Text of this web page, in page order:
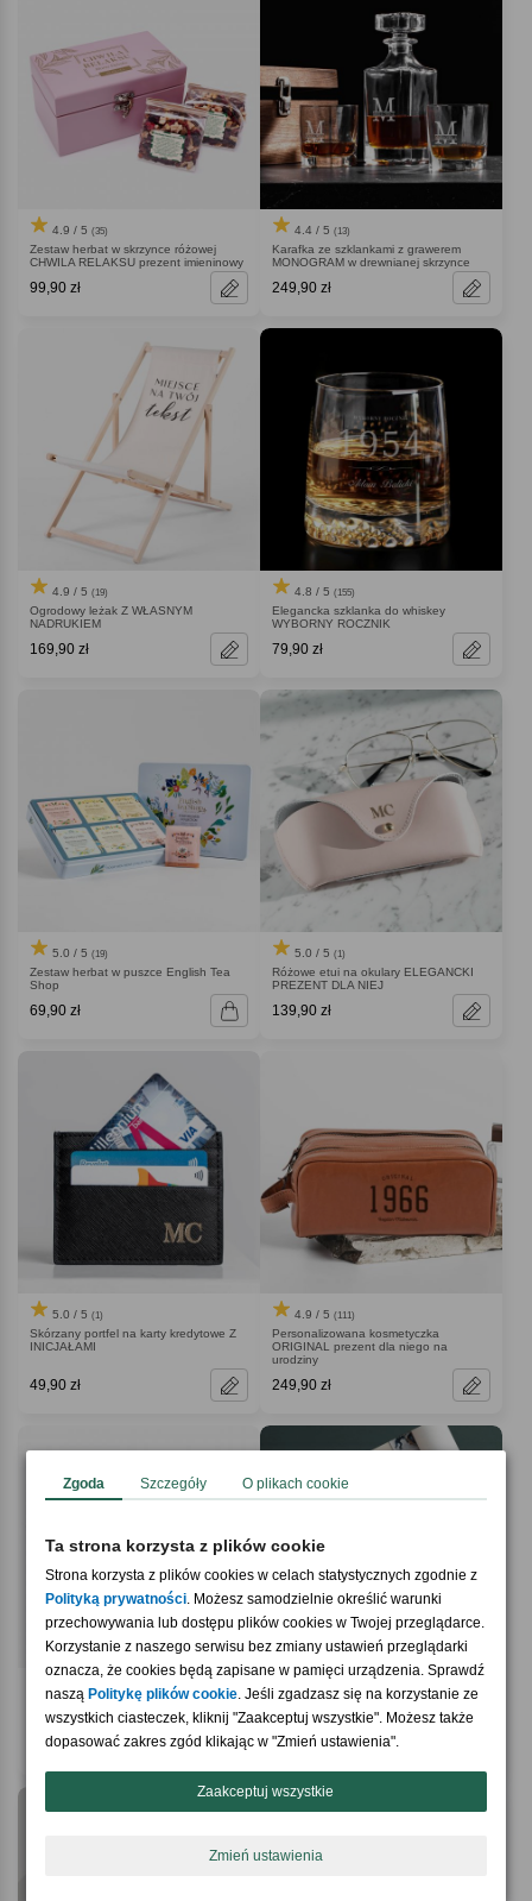
4.9 / 5 (35)
Zestaw herbat w skrzynce różowej
CHWILA RELAKSU prezent imieninowy
99,90 zł
4.4 / 5 (13)
Karafka ze szklankami z grawerem
MONOGRAM w drewnianej skrzynce
249,90 zł
4.9 / 5 (19)
Ogrodowy leżak Z WŁASNYM
NADRUKIEM
169,90 zł
4.8 / 5 (155)
Elegancka szklanka do whiskey
WYBORNY ROCZNIK
79,90 zł
5.0 / 5 (19)
Zestaw herbat w puszce English Tea
Shop
69,90 zł
5.0 / 5 (1)
Różowe etui na okulary ELEGANCKI
PREZENT DLA NIEJ
139,90 zł
5.0 / 5 (1)
Skórzany portfel na karty kredytowe Z
INICJAŁAMI
49,90 zł
4.9 / 5 (111)
Personalizowana kosmetyczka
ORIGINAL prezent dla niego na
urodziny
249,90 zł
4.5 / 5(28)
59,90 zł
5.0 / 5(10)
TWOJE ZDJĘCIE papier do pakowania
69,90 zł
Zgoda Szczegóły O plikach cookie
Ta strona korzysta z plików cookie
Strona korzysta z plików cookies w celach statystycznych zgodnie z
Polityką prywatności. Możesz samodzielnie określić warunki
przechowywania lub dostępu plików cookies w Twojej przeglądarce.
Korzystanie z naszego serwisu bez zmiany ustawień przeglądarki
oznacza, że cookies będą zapisane w pamięci urządzenia. Sprawdź
naszą Politykę plików cookie. Jeśli zgadzasz się na korzystanie ze
wszystkich ciasteczek, kliknij "Zaakceptuj wszystkie". Możesz także
dopasować zakres zgód klikając w "Zmień ustawienia".
Zaakceptuj wszystkie
Zmień ustawienia